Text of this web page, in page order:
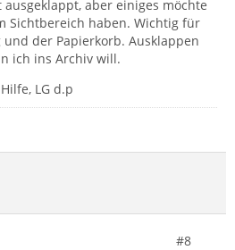
aber einiges möchte
Sichtbereich haben. Wichtig für
der Papierkorb. Ausklappen
ich ins Archiv will.
LG d.p
#8